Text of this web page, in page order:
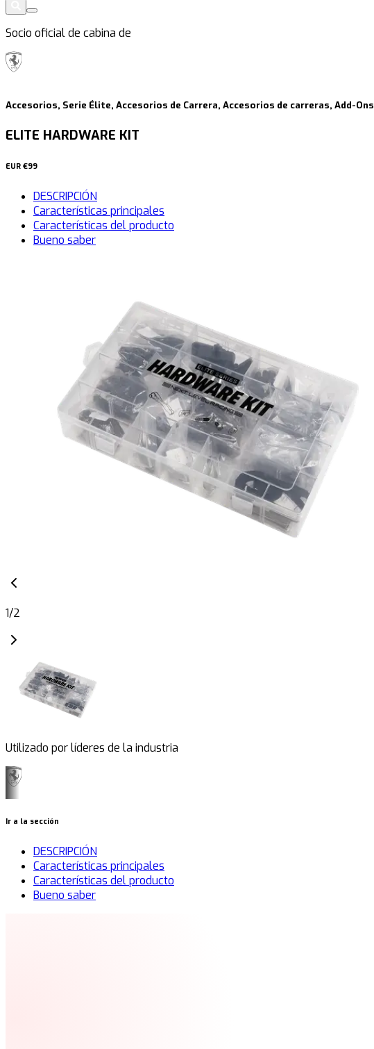
Socio oficial de cabina de
Accesorios, Serie Élite, Accesorios de Carrera, Accesorios de carreras, Add-Ons
ELITE HARDWARE KIT
EUR €99
DESCRIPCIÓN
Características principales
Características del producto
Bueno saber
1/2
Utilizado por líderes de la industria
Ir a la sección
DESCRIPCIÓN
Características principales
Características del producto
Bueno saber